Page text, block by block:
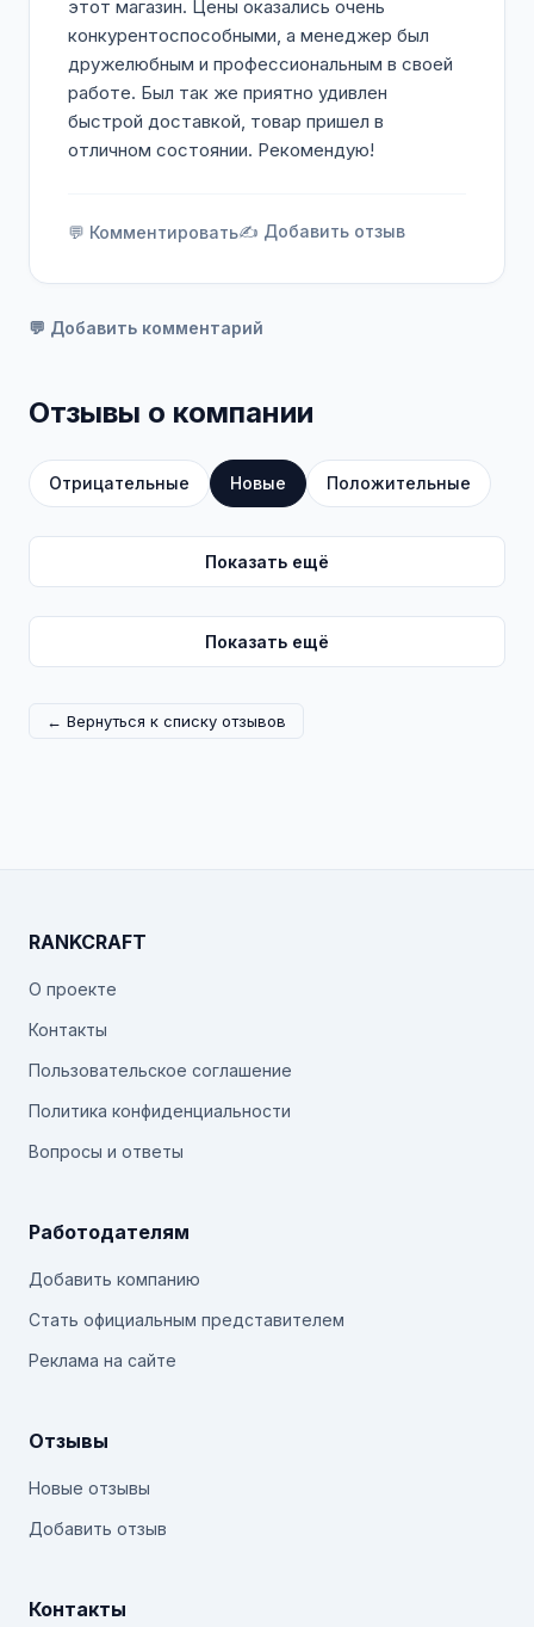
этот магазин. Цены оказались очень
конкурентоспособными, а менеджер был
дружелюбным и профессиональным в своей
работе. Был так же приятно удивлен
быстрой доставкой, товар пришел в
отличном состоянии. Рекомендую!
💬 Комментировать✍️ Добавить отзыв
💬 Добавить комментарий
Отзывы о компании
Отрицательные Новые Положительные
Показать ещё
Показать ещё
← Вернуться к списку отзывов
RANKCRAFT
О проекте
Контакты
Пользовательское соглашение
Политика конфиденциальности
Вопросы и ответы
Работодателям
Добавить компанию
Стать официальным представителем
Реклама на сайте
Отзывы
Новые отзывы
Добавить отзыв
Контакты